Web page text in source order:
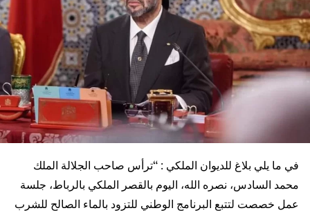
في ما يلي بلاغ للديوان الملكي : “ترأس صاحب الجلالة الملك
محمد السادس، نصره الله، اليوم بالقصر الملكي بالرباط، جلسة
عمل خصصت لتتبع البرنامج الوطني للتزود بالماء الصالح للشرب